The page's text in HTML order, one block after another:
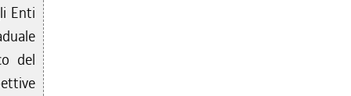
Enti
del